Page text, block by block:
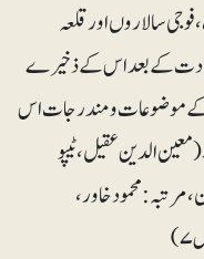
سالاروں اور قلعہ
کے بعد اس کے ذخیرے
کے موضوعات و مندرجات اس
الدین عقیل، ٹیپو
مرتبہ: محمود خاور،